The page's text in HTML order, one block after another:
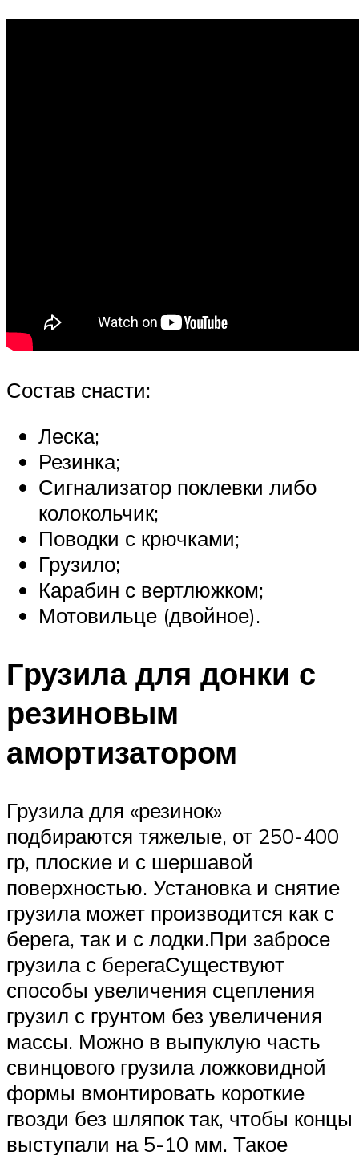
Состав снасти:
Леска;
Резинка;
Сигнализатор поклевки либо
колокольчик;
Поводки с крючками;
Грузило;
Карабин с вертлюжком;
Мотовильце (двойное).
Грузила для донки с
резиновым
амортизатором
Грузила для «резинок»
подбираются тяжелые, от 250-400
гр, плоские и с шершавой
поверхностью. Установка и снятие
грузила может производится как с
берега, так и с лодки.При забросе
грузила с берегаСуществуют
способы увеличения сцепления
грузил с грунтом без увеличения
массы. Можно в выпуклую часть
свинцового грузила ложковидной
формы вмонтировать короткие
гвозди без шляпок так, чтобы концы
выступали на 5-10 мм. Такое